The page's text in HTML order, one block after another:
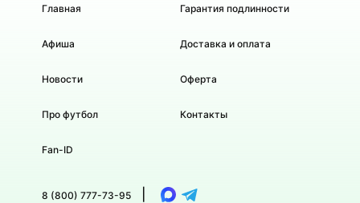
Главная
Афиша
Новости
Про футбол
Fan-ID
Гарантия подлинности
Доставка и оплата
Оферта
Контакты
8 (800) 777-73-95